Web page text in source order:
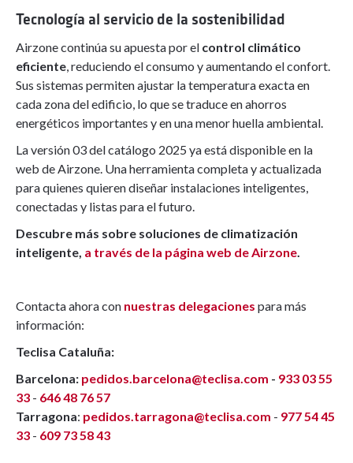
Tecnología al servicio de la sostenibilidad
Airzone continúa su apuesta por el control climático
eficiente, reduciendo el consumo y aumentando el confort.
Sus sistemas permiten ajustar la temperatura exacta en
cada zona del edificio, lo que se traduce en ahorros
energéticos importantes y en una menor huella ambiental.
La versión 03 del catálogo 2025 ya está disponible en la
web de Airzone. Una herramienta completa y actualizada
para quienes quieren diseñar instalaciones inteligentes,
conectadas y listas para el futuro.
Descubre más sobre soluciones de climatización
inteligente, a través de la página web de Airzone.
Contacta ahora con nuestras delegaciones para más
información:
Teclisa Cataluña:
Barcelona: pedidos.barcelona@teclisa.com - 933 03 55
33 - 646 48 76 57
Tarragona: pedidos.tarragona@teclisa.com - 977 54 45
33 - 609 73 58 43